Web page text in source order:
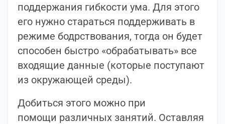
поддержания гибкости ума. Для этого
его нужно стараться поддерживать в
режиме бодрствования, тогда он будет
способен быстро «обрабатывать» все
входящие данные (которые поступают
из окружающей среды).
Добиться этого можно при
помощи различных занятий. Оставляя